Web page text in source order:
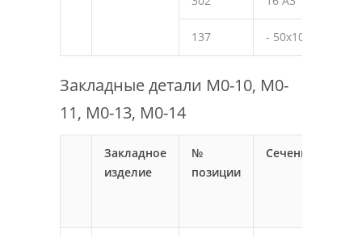
137 - 50х10
Закладные детали М0-10, М0-
11, М0-13, М0-14
Закладное
изделие
№
позиции
Сечение